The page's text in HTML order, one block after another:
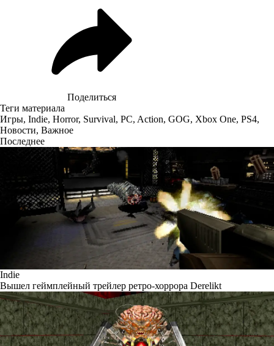
Поделиться
Теги материала
Игры, Indie, Horror, Survival, PC, Action, GOG, Xbox One, PS4,
Новости, Важное
Последнее
Indie
Вышел геймплейный трейлер ретро-хоррора Derelikt